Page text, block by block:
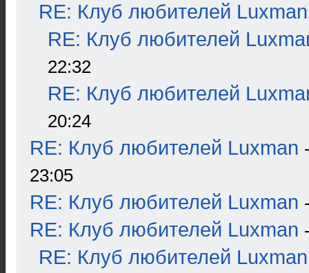
RE: Клуб любителей Luxman
RE: Клуб любителей
22:32
RE: Клуб любителей
20:24
RE: Клуб любителей Luxman
23:05
RE: Клуб любителей Luxman
RE: Клуб любителей Luxman
RE: Клуб любителей Luxman